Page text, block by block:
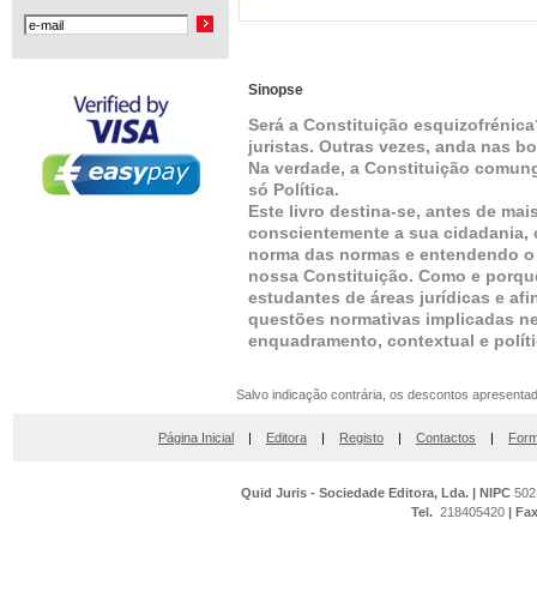
Sinopse
Será a Constituição
juristas. Outras vezes, anda nas
Na verdade, a Constituição
só Política.
Este livro destina-se, antes de
conscientemente a sua
norma das normas e entendendo
nossa Constituição. Como e
estudantes de áreas jurídicas e
questões normativas implicadas
enquadramento, contextual e
Salvo indicação contrária, os descontos
Página Inicial | Editora | Registo | Contactos |
Quid Juris - Sociedade Editora, Lda. | NIPC
Tel.218405420 | Fax